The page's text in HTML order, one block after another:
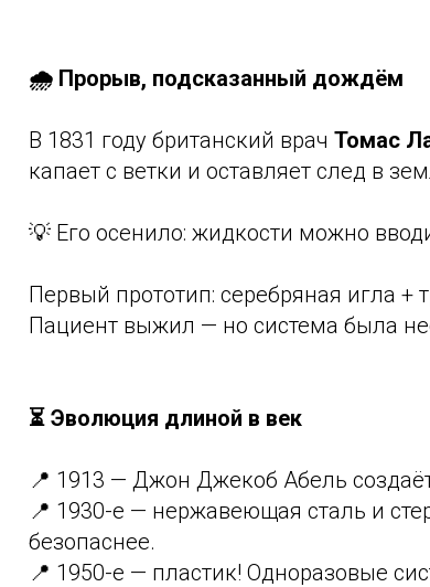
🌧️ Прорыв, подсказанный дождём
В 1831 году британский врач Томас
капает с ветки и оставляет след в
💡 Его осенило: жидкости можно
Первый прототип: серебряная игла +
Пациент выжил — но система была
⏳ Эволюция длиной в век
📍 1913 — Джон Джекоб Абель
📍 1930-е — нержавеющая сталь и
безопаснее.
📍 1950-е — пластик! Одноразовые